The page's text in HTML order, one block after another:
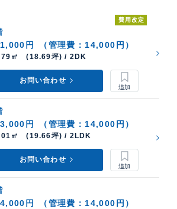
費用改定
円
（管理費：14,000円）
㎡ (18.69坪) / 2DK
お問い合わせ
円
（管理費：14,000円）
㎡ (19.66坪) / 2LDK
お問い合わせ
円
（管理費：14,000円）